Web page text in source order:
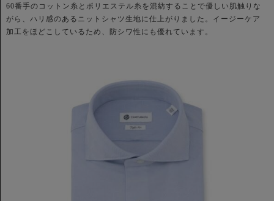
60番手のコットン糸とポリエステル糸を混紡することで優しい肌触りな
がら、ハリ感のあるニットシャツ生地に仕上がりました。イージーケア
加工をほどこしているため、防シワ性にも優れています。